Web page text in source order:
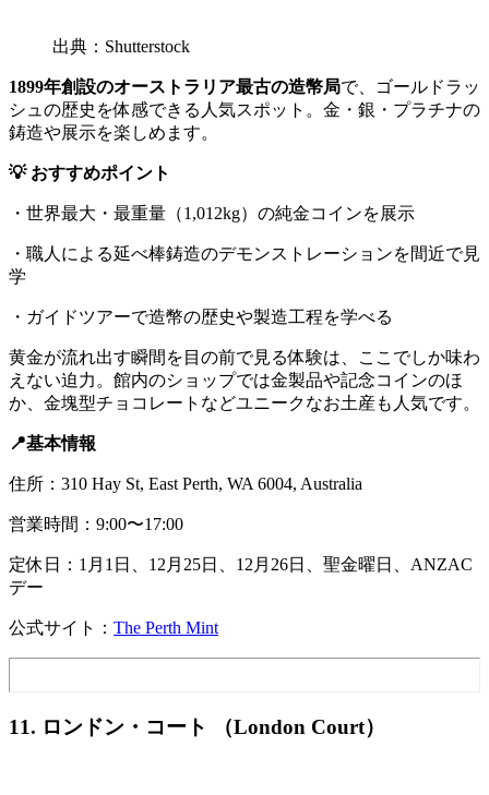
出典：Shutterstock
1899年創設のオーストラリア最古の造幣局で、ゴールドラッ
シュの歴史を体感できる人気スポット。金・銀・プラチナの
鋳造や展示を楽しめます。
💡 おすすめポイント
・世界最大・最重量（1,012kg）の純金コインを展示
・職人による延べ棒鋳造のデモンストレーションを間近で見
学
・ガイドツアーで造幣の歴史や製造工程を学べる
黄金が流れ出す瞬間を目の前で見る体験は、ここでしか味わ
えない迫力。館内のショップでは金製品や記念コインのほ
か、金塊型チョコレートなどユニークなお土産も人気です。
📍基本情報
住所：310 Hay St, East Perth, WA 6004, Australia
営業時間：9:00〜17:00
定休日：1月1日、12月25日、12月26日、聖金曜日、ANZAC
デー
公式サイト： The Perth Mint
11. ロンドン・コート （London Court）